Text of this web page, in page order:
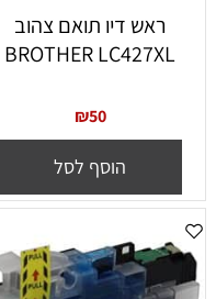
ראש דיו תואם צהוב
BROTHER LC427XL
₪50
הוסף לסל